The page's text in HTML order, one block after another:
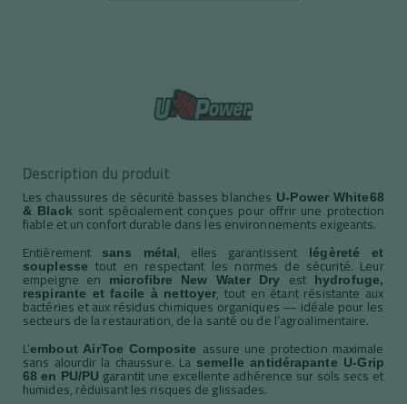
Description du produit
Les chaussures de sécurité basses blanches U-Power White68
& Black sont spécialement conçues pour offrir une protection
fiable et un confort durable dans les environnements exigeants.
Entièrement
sans métal, elles garantissent
légèreté et
souplesse tout en respectant les normes de sécurité. Leur
empeigne en microfibre New Water Dry est
hydrofuge,
respirante et facile à nettoyer, tout en étant résistante aux
bactéries et aux résidus chimiques organiques — idéale pour les
secteurs de la restauration, de la santé ou de l’agroalimentaire.
L’embout AirToe Composite assure une protection maximale
sans alourdir la chaussure. La semelle antidérapante U-Grip
68 en PU/PU garantit une excellente adhérence sur sols secs et
humides, réduisant les risques de glissades.